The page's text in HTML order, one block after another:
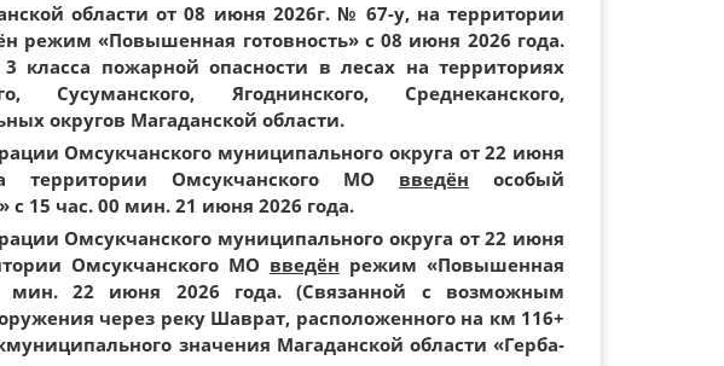
области от 08 июня 2026г. № 67-у, на территории
режим «Повышенная готовность» с 08 июня 2026 года.
класса пожарной опасности в лесах на территориях
Сусуманского, Ягоднинского, Среднеканского,
округов Магаданской области.
Омсукчанского муниципального округа от 22 июня
Омсукчанского МО введён особый
15 час. 00 мин. 21 июня 2026 года.
Омсукчанского муниципального округа от 22 июня
Омсукчанского МО введён режим «Повышенная
мин. 22 июня 2026 года. (Связанной с возможным
через реку Шаврат, расположенного на км 116+
значения Магаданской области «Герба-